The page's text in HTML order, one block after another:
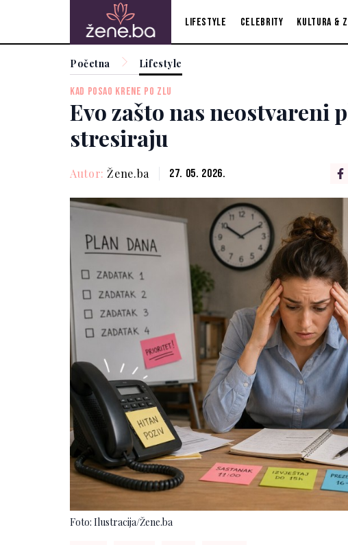
Lifestyle Celebrity Kultura &
Početna Lifestyle
KAD POSAO KRENE PO ZLU
Evo zašto nas neostvareni
stresiraju
Autor: Žene.ba 27. 05. 2026.
Foto: Ilustracija/Žene.ba